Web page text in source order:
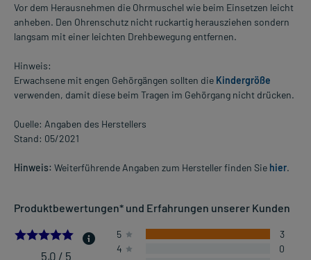
Vor dem Herausnehmen die Ohrmuschel wie beim Einsetzen leicht
anheben. Den Ohrenschutz nicht ruckartig herausziehen sondern
langsam mit einer leichten Drehbewegung entfernen.
Hinweis:
Erwachsene mit engen Gehörgängen sollten die Kindergröße
verwenden, damit diese beim Tragen im Gehörgang nicht drücken.
Quelle: Angaben des Herstellers
Stand: 05/2021
Hinweis: Weiterführende Angaben zum Hersteller finden Sie hier.
Produktbewertungen* und Erfahrungen unserer Kunden
5.0
5,0 / 5
5
3
4
0